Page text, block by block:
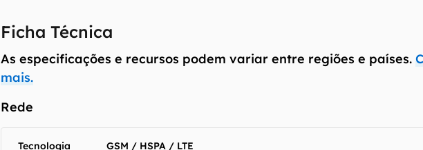
Ficha Técnica
As especificações e recursos podem variar entre regiões e países.
mais.
Rede
Tecnologia GSM / HSPA / LTE